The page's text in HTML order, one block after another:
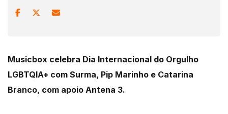
Musicbox celebra Dia Internacional do Orgulho
LGBTQIA+ com Surma, Pip Marinho e Catarina
Branco, com apoio Antena 3.